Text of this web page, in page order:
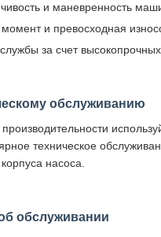
и маневренность
и превосходная
за счет
обслуживанию
техническое
насоса.
обслуживании